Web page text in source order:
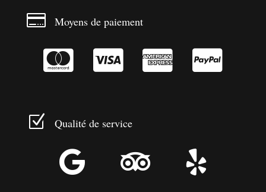
 Moyens de paiement
   
Z Qualité de service
  